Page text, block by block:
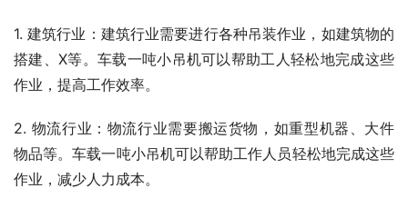
1. 建筑行业：建筑行业需要进行各种吊装作业，如建筑物的
搭建、X等。车载一吨小吊机可以帮助工人轻松地完成这些
作业，提高工作效率。
2. 物流行业：物流行业需要搬运货物，如重型机器、大件
物品等。车载一吨小吊机可以帮助工作人员轻松地完成这些
作业，减少人力成本。